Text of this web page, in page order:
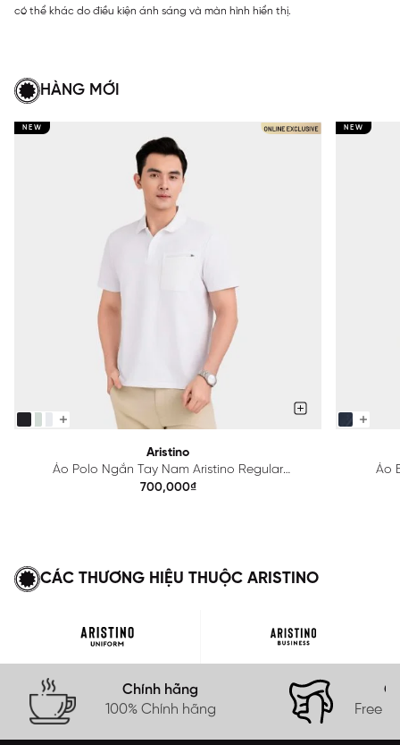
có thể khác do điều kiện ánh sáng và màn hình hiển thị.
HÀNG MỚI
NEW
Aristino
Áo Polo Ngắn Tay Nam Aristino Regular
APS615EDP01
700,000₫
NEW
Áo
CÁC THƯƠNG HIỆU THUỘC ARISTINO
Chính hãng
100% Chính hãng
Free